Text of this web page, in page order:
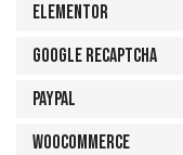
Elementor
Google reCAPTCHA
PayPal
WooCommerce